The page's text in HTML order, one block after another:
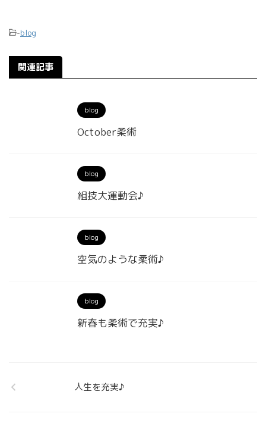
-blog
関連記事
blog
October柔術
blog
組技大運動会♪
blog
空気のような柔術♪
blog
新春も柔術で充実♪
人生を充実♪